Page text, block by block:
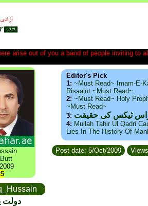
arise out of you a band of people inviting to
دولت
Editor's Pick
1: ~Must Read~ Imam-E-
Risaalut ~Must Read~
2: ~Must Read~ Holy
~Must Read~
3: ٹیکس کی حقیقت
4: Mullah Tahir Ul Qadri
Lies In The History Of
Post date: 5/Oct/2009